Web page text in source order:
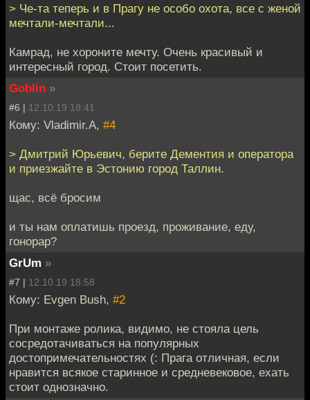
> Че-та теперь и в Прагу не особо охота, все с женой
мечтали-мечтали...
Камрад, не хороните мечту. Очень красивый и
интересный город. Стоит посетить.
Goblin »
#6 | 12.10.19 18:41
Кому: Vladimir.A, #4
> Дмитрий Юрьевич, берите Дементия и оператора
и приезжайте в Эстонию город Таллин.
щас, всё бросим
и ты нам оплатишь проезд, проживание, еду,
гонорар?
GrUm »
#7 | 12.10.19 18:58
Кому: Evgen Bush, #2
При монтаже ролика, видимо, не стояла цель
сосредотачиваться на популярных
достопримечательностях (: Прага отличная, если
нравится всякое старинное и средневековое, ехать
стоит однозначно.